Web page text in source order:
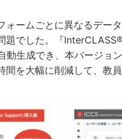
ームごとに異なるデー
題でした。『
生成でき、本バージョ
を大幅に削減して、教